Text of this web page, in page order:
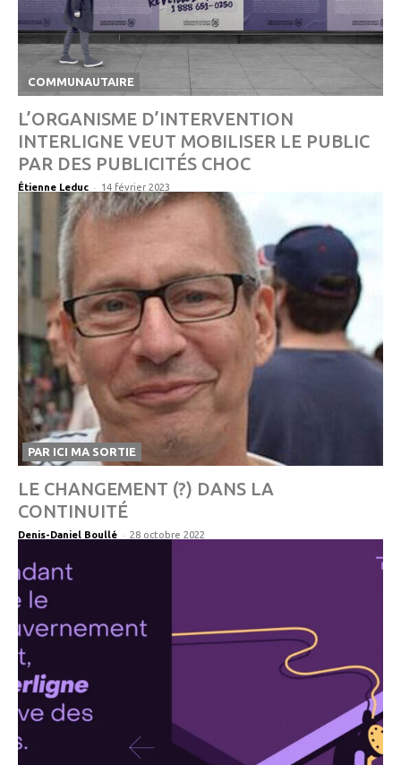
COMMUNAUTAIRE
L’ORGANISME D’INTERVENTION
INTERLIGNE VEUT MOBILISER LE PUBLIC
PAR DES PUBLICITÉS CHOC
Étienne Leduc - 14 février 2023
PAR ICI MA SORTIE
LE CHANGEMENT (?) DANS LA
CONTINUITÉ
Denis-Daniel Boullé - 28 octobre 2022